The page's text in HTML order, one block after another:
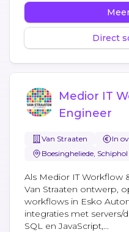
Direct
Medior IT
Engineer
Van Straaten In
Boesingheliede, Schiphol
Als Medior IT Workflow
Van Straaten ontwerp,
workflows in Esko
integraties met servers/
SQL en JavaScript,...